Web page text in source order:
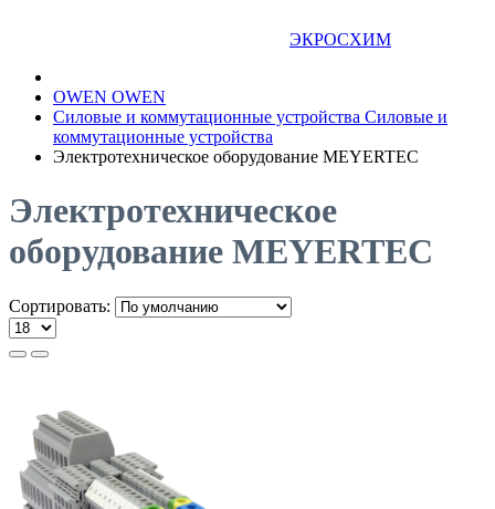
ЭКРОСХИМ
OWEN OWEN
Силовые и коммутационные устройства Силовые и
коммутационные устройства
Электротехническое оборудование MEYERTEC
Электротехническое
оборудование MEYERTEC
Сортировать: